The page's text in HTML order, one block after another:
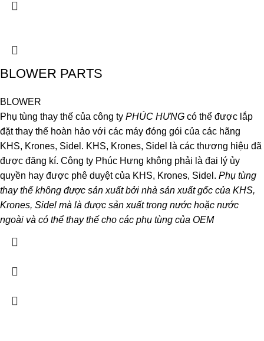
BLOWER PARTS
BLOWER
Phụ tùng thay thế của công ty PHÚC HƯNG có thể được lắp
đặt thay thế hoàn hảo với các máy đóng gói của các hãng
KHS, Krones, Sidel. KHS, Krones, Sidel là các thương hiệu đã
được đăng kí. Công ty Phúc Hưng không phải là đại lý ủy
quyền hay được phê duyệt của KHS, Krones, Sidel. Phụ tùng
thay thế không được sản xuất bởi nhà sản xuất gốc của KHS,
Krones, Sidel mà là được sản xuất trong nước hoặc nước
ngoài và có thể thay thế cho các phụ tùng của OEM